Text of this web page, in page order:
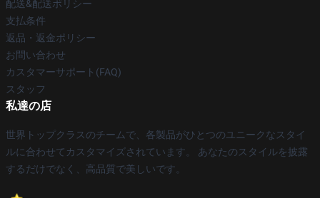
配送&配送ポリシー
支払条件
返品・返金ポリシー
お問い合わせ
カスタマーサポート(FAQ)
スタッフ
私達の店
世界トップクラスのチームで、各製品がひとつのユニークなスタイ
ルに合わせてカスタマイズされています。 あなたのスタイルを披露
するだけでなく、高品質で美しいです。